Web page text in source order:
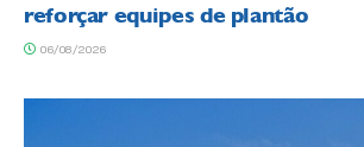
reforçar equipes de plantão
06/08/2026